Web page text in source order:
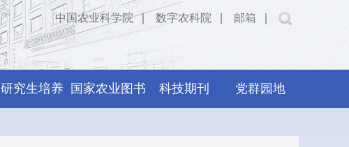
中国农业科学院 ∣ 数字农科院 邮箱
研究生培养 国家农业图书 科技期刊 党群园地